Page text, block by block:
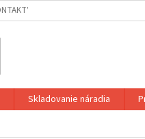
Skladovanie náradia